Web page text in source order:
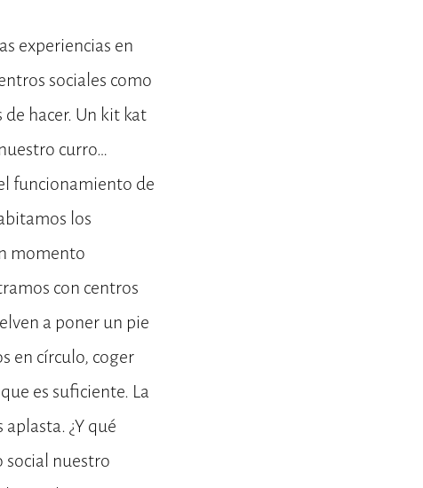
experiencias en
sociales como
hacer. Un kit kat
curro…
funcionamiento de
los
momento
con centros
a poner un pie
en círculo, coger
es suficiente. La
¿Y qué
social nuestro